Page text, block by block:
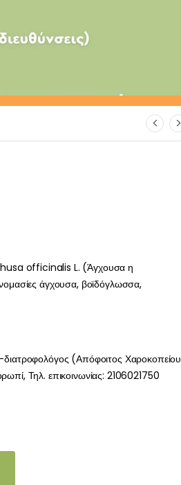
officinalis L. (Άγχουσα η
άγχουσα, βοϊδόγλωσσα,
διατροφολόγος (Απόφοιτος Χαροκοπείου
Τηλ. επικοινωνίας: 2106021750